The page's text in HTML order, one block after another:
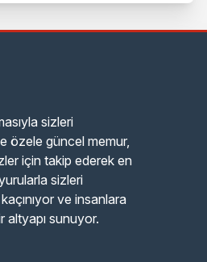
sizleri
özele güncel memur,
için takip ederek en
sizleri
ve insanlara
altyapı sunuyor.